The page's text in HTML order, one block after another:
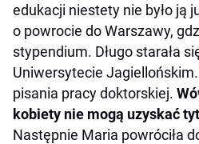
edukacji niestety nie było ją
o powrocie do Warszawy,
stypendium. Długo starała
Uniwersytecie
pisania pracy doktorskiej.
kobiety nie mogą uzyskać
Następnie Maria powróciła